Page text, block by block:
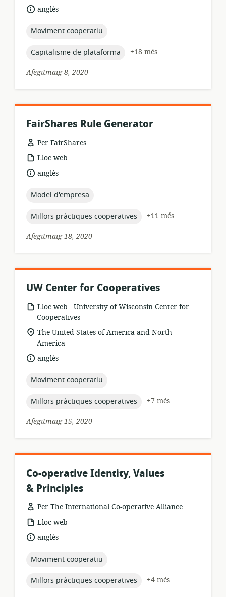
idioma:
anglès
topic:
Moviment cooperatiu
topic:
Capitalisme de plataforma
+18 més
Afegitmaig 8, 2020
FairShares Rule Generator
Per FairShares
format
recursos:
Lloc web
idioma:
anglès
topic:
Model d'empresa
topic:
Millors pràctiques cooperatives
+11 més
Afegitmaig 18, 2020
UW Center for Cooperatives
format
dels
recursos:
Lloc web .
publicador:
University of Wisconsin Center for
Cooperatives
ubicació
rellevant:
The United States of America and North
America
idioma:
anglès
topic:
Moviment cooperatiu
topic:
Millors pràctiques cooperatives
+7 més
Afegitmaig 15, 2020
Co-operative Identity, Values
& Principles
Per The International Co-operative Alliance
format
recursos:
Lloc web
idioma:
anglès
topic:
Moviment cooperatiu
topic:
Millors pràctiques cooperatives
+4 més